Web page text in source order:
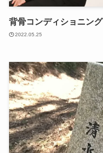
背骨コンディショニング
2022.05.25